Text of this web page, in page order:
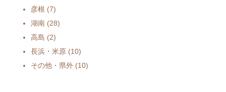
彦根 (7)
湖南(28)
高島 (2)
長浜・米原(10)
その他・県外(10)